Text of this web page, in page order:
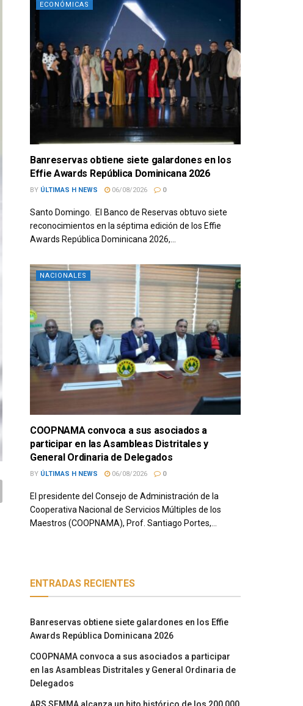
ECONÓMICAS
Banreservas obtiene siete galardones en los
Effie Awards República Dominicana 2026
BY ÚLTIMAS H NEWS 06/08/2026 0
Santo Domingo. El Banco de Reservas obtuvo siete
reconocimientos en la séptima edición de los Effie
Awards República Dominicana 2026,...
NACIONALES
COOPNAMA convoca a sus asociados a
participar en las Asambleas Distritales y
General Ordinaria de Delegados
BY ÚLTIMAS H NEWS 06/08/2026 0
El presidente del Consejo de Administración de la
Cooperativa Nacional de Servicios Múltiples de los
Maestros (COOPNAMA), Prof. Santiago Portes,...
ENTRADAS RECIENTES
Banreservas obtiene siete galardones en los Effie
Awards República Dominicana 2026
COOPNAMA convoca a sus asociados a participar
en las Asambleas Distritales y General Ordinaria de
Delegados